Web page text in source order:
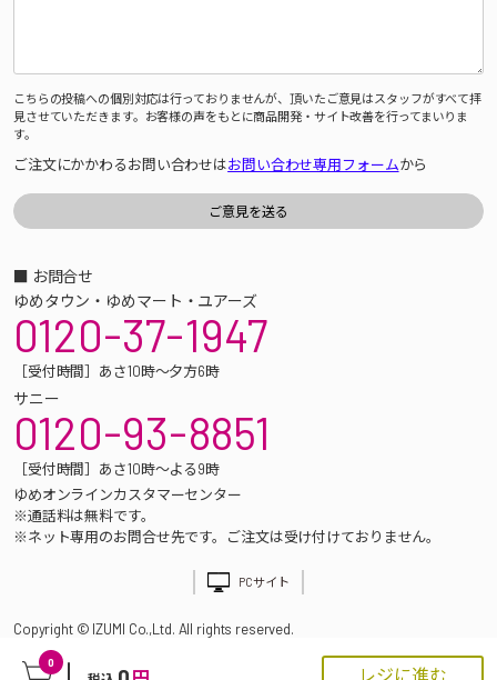
0
レジに進む
こちらの投稿への個別対応は行っておりませんが、頂いたご意見はスタッフがすべて拝
見させていただきます。お客様の声をもとに商品開発・サイト改善を行ってまいりま
す。
ご注文にかかわるお問い合わせはお問い合わせ専用フォームから
■ お問合せ
ゆめタウン・ゆめマート・ユアーズ
0120-37-1947
［受付時間］あさ10時～夕方6時
サニー
0120-93-8851
［受付時間］あさ10時～よる9時
ゆめオンラインカスタマーセンター
※通話料は無料です。
※ネット専用のお問合せ先です。ご注文は受け付けておりません。
PCサイト
Copyright © IZUMI Co.,Ltd. All rights reserved.